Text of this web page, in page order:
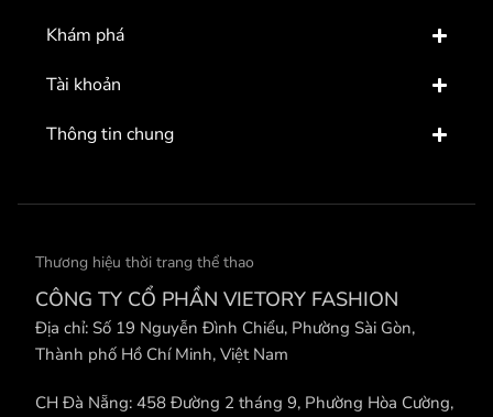
Khám phá
Tài khoản
Thông tin chung
Thương hiệu thời trang thể thao
CÔNG TY CỔ PHẦN VIETORY FASHION
Địa chỉ: Số 19 Nguyễn Đình Chiểu, Phường Sài Gòn,
Thành phố Hồ Chí Minh, Việt Nam
CH Đà Nẵng: 458 Đường 2 tháng 9, Phường Hòa Cường,